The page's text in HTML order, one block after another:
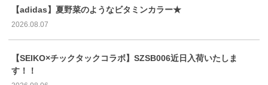
【adidas】夏野菜のようなビタミンカラー★
2026.08.07
【SEIKO×チックタックコラボ】SZSB006近日入荷いたしま
す！！